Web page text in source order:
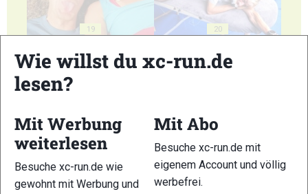
19 20
21 22
Wie willst du xc-run.de
lesen?
Mit Werbung
weiterlesen
Besuche xc-run.de wie
gewohnt mit Werbung und
Mit Abo
Besuche xc-run.de mit
eigenem Account und völlig
werbefrei.